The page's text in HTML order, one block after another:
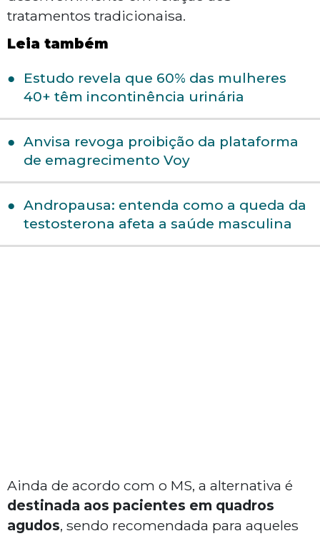
tratamentos tradicionaisa.
Leia também
Estudo revela que 60% das mulheres
40+ têm incontinência urinária
Anvisa revoga proibição da plataforma
de emagrecimento Voy
Andropausa: entenda como a queda da
testosterona afeta a saúde masculina
Ainda de acordo com o MS, a alternativa é
destinada aos pacientes em quadros
agudos, sendo recomendada para aqueles